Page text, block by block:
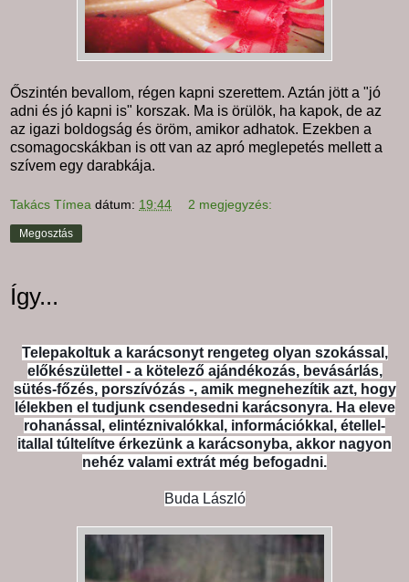
Őszintén bevallom, régen kapni szerettem. Aztán jött a "jó
adni és jó kapni is" korszak. Ma is örülök, ha kapok, de az
az igazi boldogság és öröm, amikor adhatok. Ezekben a
csomagocskákban is ott van az apró meglepetés mellett a
szívem egy darabkája.
Takács Tímea dátum: 19:44 2 megjegyzés:
Megosztás
Így...
Telepakoltuk a karácsonyt rengeteg olyan szokással,
előkészülettel - a kötelező ajándékozás, bevásárlás,
sütés-főzés, porszívózás -, amik megnehezítik azt, hogy
lélekben el tudjunk csendesedni karácsonyra. Ha eleve
rohanással, elintéznivalókkal, információkkal, étellel-
itallal túltelítve érkezünk a karácsonyba, akkor nagyon
nehéz valami extrát még befogadni.
Buda László